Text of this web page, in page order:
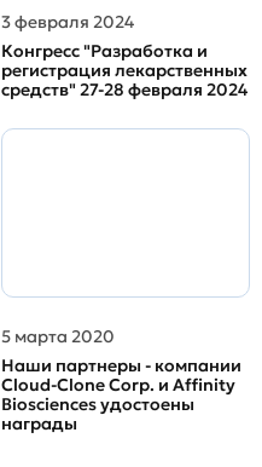
3 февраля 2024
Конгресс "Разработка и
регистрация лекарственных
средств" 27-28 февраля 2024
5 марта 2020
Наши партнеры - компании
Cloud-Clone Corp. и Affinity
Biosciences удостоены
награды